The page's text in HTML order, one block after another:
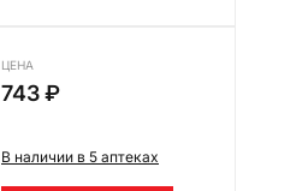
ЦЕНА
743 ₽
В наличии в 5 аптеках